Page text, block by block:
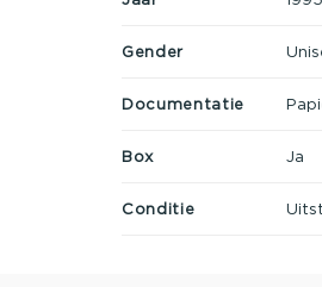
Gender
Documentatie
Box Ja
Conditie